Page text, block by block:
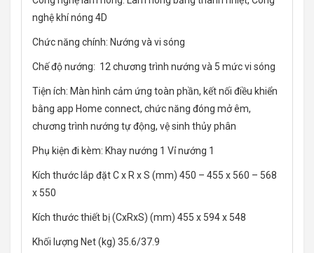
nghệ khí nóng 4D
Chức năng chính: Nướng và vi sóng
Chế độ nướng: 12 chương trình nướng và 5 mức vi sóng
Tiện ích: Màn hình cảm ứng toàn phần, kết nối điều khiển
bằng app Home connect, chức năng đóng mở êm,
chương trình nướng tự động, vệ sinh thủy phân
Phụ kiện đi kèm: Khay nướng 1 Vỉ nướng 1
Kích thước lắp đặt C x R x S (mm) 450 – 455 x 560 – 568
x 550
Kích thước thiết bị (CxRxS) (mm) 455 x 594 x 548
Khối lượng Net (kg) 35.6/37.9